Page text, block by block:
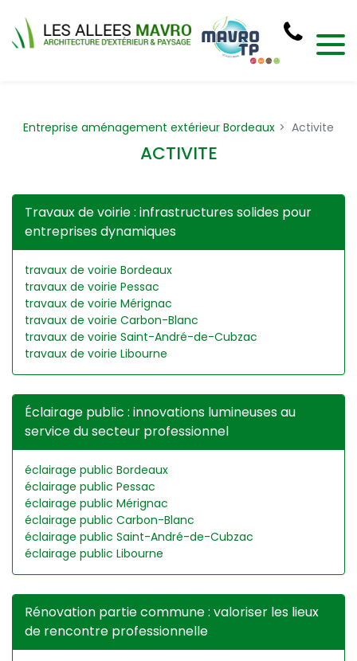
Entreprise aménagement extérieur Bordeaux Activite
ACTIVITE
Travaux de voirie : infrastructures solides pour
entreprises dynamiques
travaux de voirie Bordeaux
travaux de voirie Pessac
travaux de voirie Mérignac
travaux de voirie Carbon-Blanc
travaux de voirie Saint-André-de-Cubzac
travaux de voirie Libourne
Éclairage public : innovations lumineuses au
service du secteur professionnel
éclairage public Bordeaux
éclairage public Pessac
éclairage public Mérignac
éclairage public Carbon-Blanc
éclairage public Saint-André-de-Cubzac
éclairage public Libourne
Rénovation partie commune : valoriser les lieux
de rencontre professionnelle